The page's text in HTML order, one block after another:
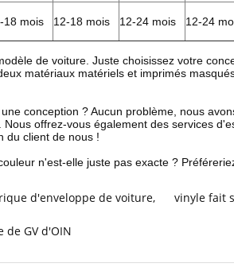
18 mois 12-18 mois 12-24 mois 12-24
de voiture. Juste choisissez votre
matériaux matériels et imprimés
conception ? Aucun problème, nous
offrez-vous également des services
du client de nous !
n'est-elle juste pas exacte ?
d'enveloppe de voiture, vinyle fait
GV d'OIN